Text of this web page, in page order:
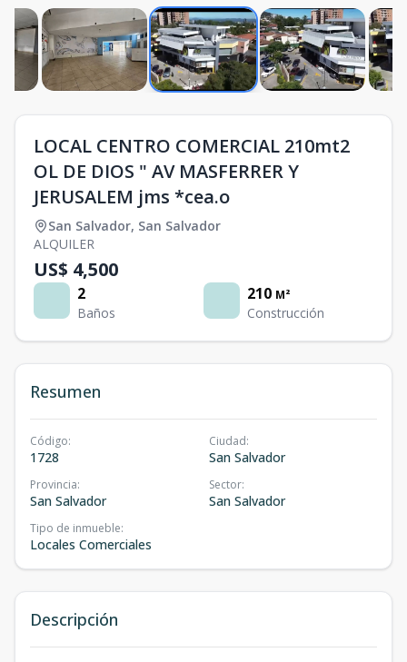
LOCAL CENTRO COMERCIAL 210mt2
OL DE DIOS " AV MASFERRER Y
JERUSALEM jms *cea.o
San Salvador, San Salvador
ALQUILER
US$ 4,500
2
Baños
210 M²
Construcción
Resumen
Código:
1728
Ciudad:
San Salvador
Provincia:
San Salvador
Sector:
San Salvador
Tipo de inmueble:
Locales Comerciales
Descripción